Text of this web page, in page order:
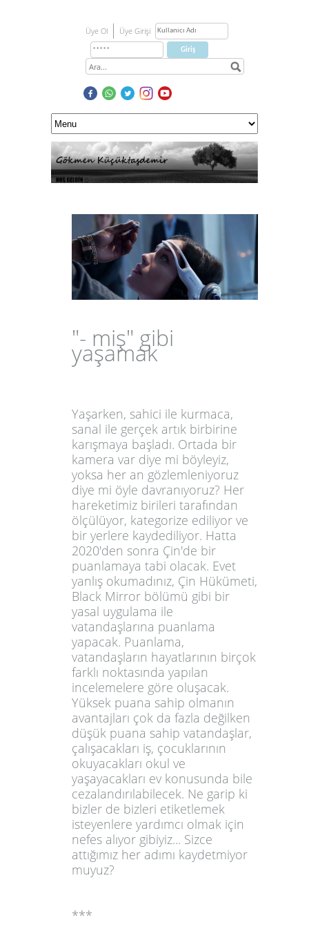
Üye Ol Üye Girişi
"- miş" gibi
yaşamak
Yaşarken, sahici ile kurmaca,
sanal ile gerçek artık birbirine
karışmaya başladı. Ortada bir
kamera var diye mi böyleyiz,
yoksa her an gözlemleniyoruz
diye mi öyle davranıyoruz? Her
hareketimiz birileri tarafından
ölçülüyor, kategorize ediliyor ve
bir yerlere kaydediliyor. Hatta
2020'den sonra Çin'de bir
puanlamaya tabi olacak. Evet
yanlış okumadınız, Çin Hükümeti,
Black Mirror bölümü gibi bir
yasal uygulama ile
vatandaşlarına puanlama
yapacak. Puanlama,
vatandaşların hayatlarının birçok
farklı noktasında yapılan
incelemelere göre oluşacak.
Yüksek puana sahip olmanın
avantajları çok da fazla değilken
düşük puana sahip vatandaşlar,
çalışacakları iş, çocuklarının
okuyacakları okul ve
yaşayacakları ev konusunda bile
cezalandırılabilecek. Ne garip ki
bizler de bizleri etiketlemek
isteyenlere yardımcı olmak için
nefes alıyor gibiyiz... Sizce
attığımız her adımı kaydetmiyor
muyuz?
***